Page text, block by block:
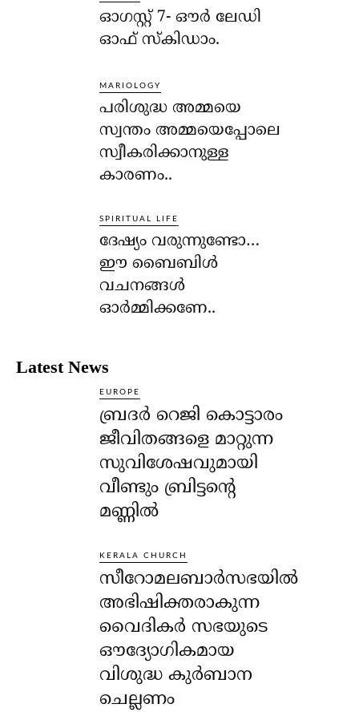
ഓഗസ്റ്റ് 7- ഔര്‍ ലേഡി
ഓഫ് സ്‌കിഡാം.
MARIOLOGY
പരിശുദ്ധ അമ്മയെ
സ്വന്തം അമ്മയെപ്പോലെ
സ്വീകരിക്കാനുള്ള
കാരണം..
SPIRITUAL LIFE
ദേഷ്യം വരുന്നുണ്ടോ…
ഈ ബൈബിള്‍
വചനങ്ങള്‍
ഓര്‍മ്മിക്കണേ..
Latest News
EUROPE
ബ്രദർ റെജി കൊട്ടാരം
ജീവിതങ്ങളെ മാറ്റുന്ന
സുവിശേഷവുമായി
വീണ്ടും ബ്രിട്ടന്റെ
മണ്ണിൽ
KERALA CHURCH
സീറോമലബാർസഭയിൽ
അഭിഷിക്തരാകുന്ന
വൈദികർ സഭയുടെ
ഔദ്യോഗികമായ
വിശുദ്ധ കുർബാന
ചെല്ലണം